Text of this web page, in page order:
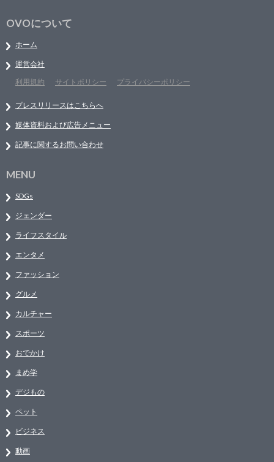
OVOについて
ホーム
運営会社
利用規約
サイトポリシー プライバシーポリシー
プレスリリースはこちらへ
媒体資料および広告メニュー
記事に関するお問い合わせ
MENU
SDGs
ジェンダー
ライフスタイル
エンタメ
ファッション
グルメ
カルチャー
スポーツ
おでかけ
まめ学
デジもの
ペット
ビジネス
動画